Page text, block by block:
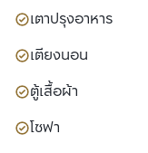
เตาปรุงอาหาร
เตียงนอน
ตู้เสื้อผ้า
โซฟา